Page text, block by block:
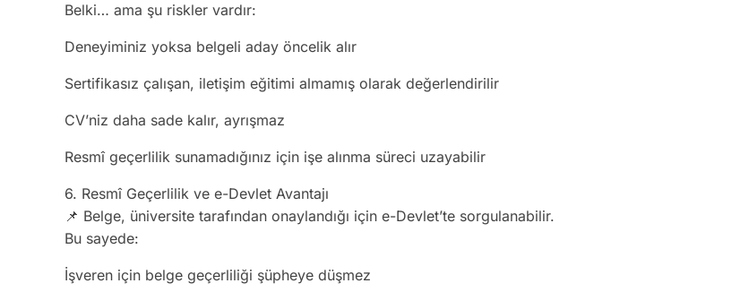
Belki… ama şu riskler vardır:
Deneyiminiz yoksa belgeli aday öncelik alır
Sertifikasız çalışan, iletişim eğitimi almamış olarak değerlendirilir
CV’niz daha sade kalır, ayrışmaz
Resmî geçerlilik sunamadığınız için işe alınma süreci uzayabilir
6. Resmî Geçerlilik ve e-Devlet Avantajı
📌 Belge, üniversite tarafından onaylandığı için e-Devlet’te sorgulanabilir.
Bu sayede:
İşveren için belge geçerliliği şüpheye düşmez